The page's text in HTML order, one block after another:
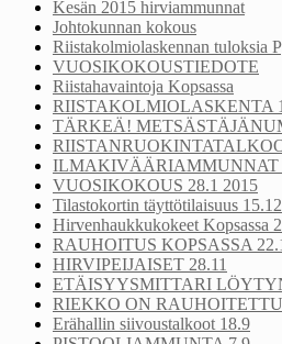
Kesän 2015 hirviammunnat
Johtokunnan kokous
Riistakolmiolaskennan tuloksia
VUOSIKOKOUSTIEDOTE
Riistahavaintoja Kopsassa
RIISTAKOLMIOLASKENTA
TÄRKEÄ!
ILMAKIVÄÄRIAMMUNNAT
VUOSIKOKOUS 28.1 2015
Tilastokortin täyttötilaisuus 15.12
Hirvenhaukkukokeet Kopsassa
RAUHOITUS KOPSASSA
HIRVIPEIJAISET 28.11
ETÄISYYSMITTARI
RIEKKO ON RAUHOITETTU
Erähallin siivoustalkoot 18.9